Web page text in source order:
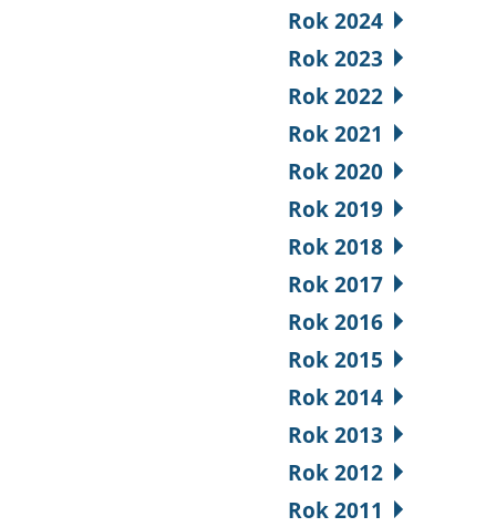
Rok 2024
Rok 2023
Rok 2022
Rok 2021
Rok 2020
Rok 2019
Rok 2018
Rok 2017
Rok 2016
Rok 2015
Rok 2014
Rok 2013
Rok 2012
Rok 2011